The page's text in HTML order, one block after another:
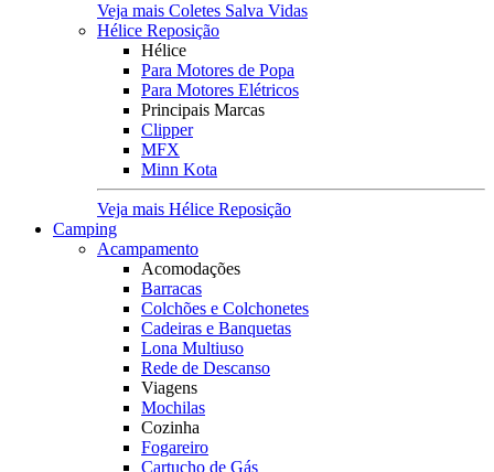
Veja mais Coletes Salva Vidas
Hélice Reposição
Hélice
Para Motores de Popa
Para Motores Elétricos
Principais Marcas
Clipper
MFX
Minn Kota
Veja mais Hélice Reposição
Camping
Acampamento
Acomodações
Barracas
Colchões e Colchonetes
Cadeiras e Banquetas
Lona Multiuso
Rede de Descanso
Viagens
Mochilas
Cozinha
Fogareiro
Cartucho de Gás